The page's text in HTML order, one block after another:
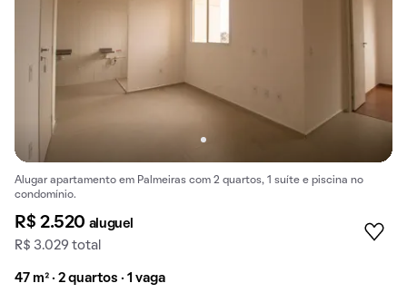
Alugar apartamento em Palmeiras com 2 quartos, 1 suíte e piscina no
condomínio.
R$ 2.520 aluguel
R$ 3.029 total
47 m² · 2 quartos · 1 vaga